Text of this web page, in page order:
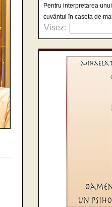
Pentru interpretarea
cuvântul în caseta de
Visez: